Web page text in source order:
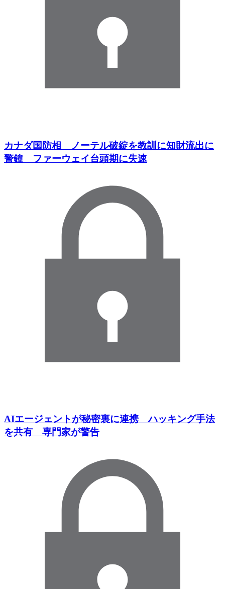
カナダ国防相 ノーテル破綻を教訓に知財流出に
警鐘 ファーウェイ台頭期に失速
AIエージェントが秘密裏に連携 ハッキング手法
を共有 専門家が警告